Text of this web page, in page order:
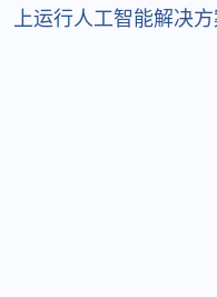
上运行人工智能解决